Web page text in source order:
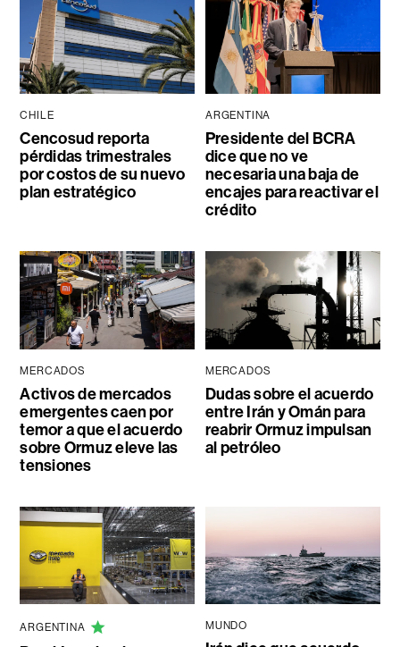
CHILE
Cencosud reporta
pérdidas trimestrales
por costos de su nuevo
plan estratégico
ARGENTINA
Presidente del BCRA
dice que no ve
necesaria una baja de
encajes para reactivar el
crédito
MERCADOS
Activos de mercados
emergentes caen por
temor a que el acuerdo
sobre Ormuz eleve las
tensiones
MERCADOS
Dudas sobre el acuerdo
entre Irán y Omán para
reabrir Ormuz impulsan
al petróleo
ARGENTINA MUNDO